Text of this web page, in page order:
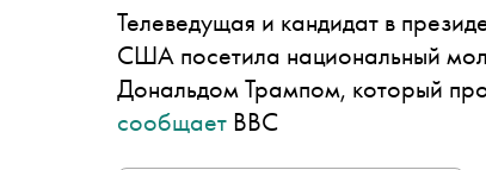
Телеведущая и кандидат в
США посетила национальный
Дональдом Трампом, который
сообщает BBC